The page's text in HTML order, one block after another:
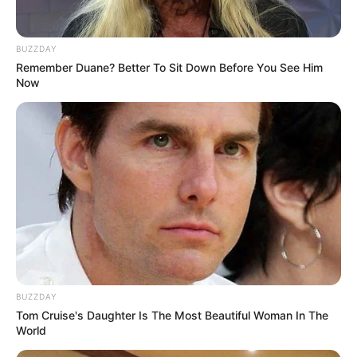
BUZZDAY
Remember Duane? Better To Sit Down Before You See Him
Now
BUZZDAY
Tom Cruise's Daughter Is The Most Beautiful Woman In The
World